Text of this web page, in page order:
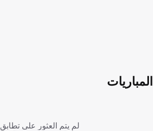
المباريات
لم يتم العثور على تطابق